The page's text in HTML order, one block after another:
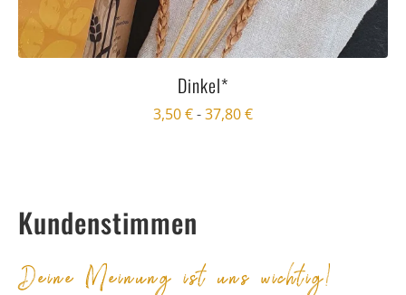
Dinkel*
3,50€-37,80€
Kundenstimmen
Deine Meinung ist uns wichtig!